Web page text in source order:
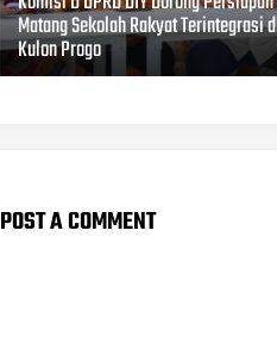
Matang Sekolah Rakyat Terintegrasi
Kulon Progo
POST A COMMENT